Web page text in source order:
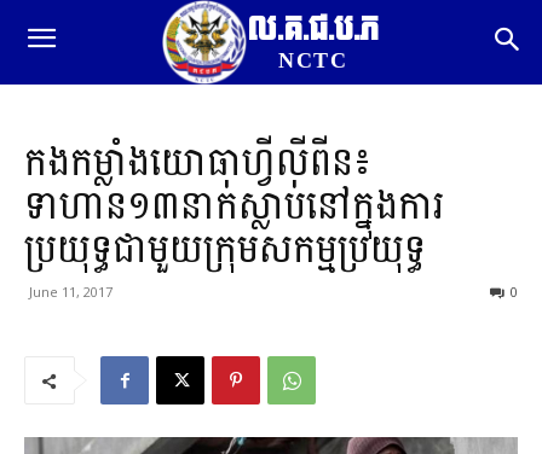
ល.គ.ជ.ប.ភ
NCTC
កងកម្លាំងយោធាហ្វីលីពីន៖
ទាហាន១៣នាក់ស្លាប់នៅក្នុងការ
ប្រយុទ្ធជាមួយក្រុមសកម្មប្រយុទ្ធ
June 11, 2017 0